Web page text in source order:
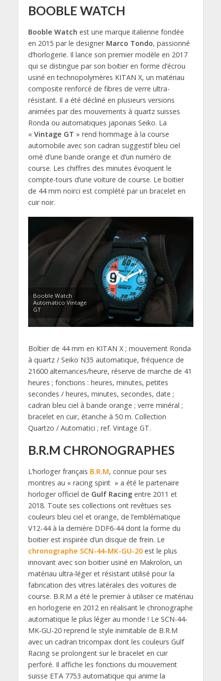
BOOBLE WATCH
Booble Watch est une marque italienne fondée
en 2015 par le designer Marco Tondo, passionné
d’horlogerie. Il lance son premier modèle en 2017
qui se distingue par son boitier en forme d’écrou
usiné en technopolymères KITAN X, un matériau
composite renforcé de fibres de verre ultra-
résistant. Il a été décliné en plusieurs versions
animées par des mouvements à quartz suisses
Ronda ou automatiques japonais Seiko. La
« Vintage GT » rend hommage à la course
automobile avec son cadran suggestif bleu ciel
orné d’une bande orange et d’un numéro de
course. Les chiffres des minutes évoquent le
compte-tours d’une voiture de course. Le boitier
de 44 mm noirci est complété par un bracelet en
cuir noir.
Booble Watch
Automatico Vintage
GT
Boîtier de 44 mm en KITAN X ; mouvement Ronda
à quartz / Seiko N35 automatique, fréquence de
21600 alternances/heure, réserve de marche de 41
heures ; fonctions : heures, minutes, petites
secondes / heures, minutes, secondes, date ;
cadran bleu ciel à bande orange ; verre minéral ;
bracelet en cuir, étanche à 50 m. Collection
Quartzo / Automatici ; ref. Vintage GT.
B.R.M CHRONOGRAPHES
L’horloger français B.R.M, connue pour ses
montres au « racing spirit » a été le partenaire
horloger officiel de Gulf Racingentre 2011 et
2018. Toute ses collections ont revêtues ses
couleurs bleu ciel et orange, de l’emblématique
V12-44 à la dernière DDF6-44 dont la forme du
boitier est inspirée d’un disque de frein. Le
chronographe SCN-44-MK-GU-20est le plus
innovant avec son boitier usiné en Makrolon, un
matériau ultra-léger et résistant utilisé pour la
fabrication des vitres latérales des voitures de
course. B.R.M a été le premier à utiliser ce matériau
en horlogerie en 2012 en réalisant le chronographe
automatique le plus léger au monde ! Le SCN-44-
MK-GU-20 reprend le style inimitable de B.R.M
avec un cadran tricompax dont les couleurs Gulf
Racing se prolongent sur le bracelet en cuir
perforé. Il affiche les fonctions du mouvement
suisse ETA 7753 automatique qui anime la